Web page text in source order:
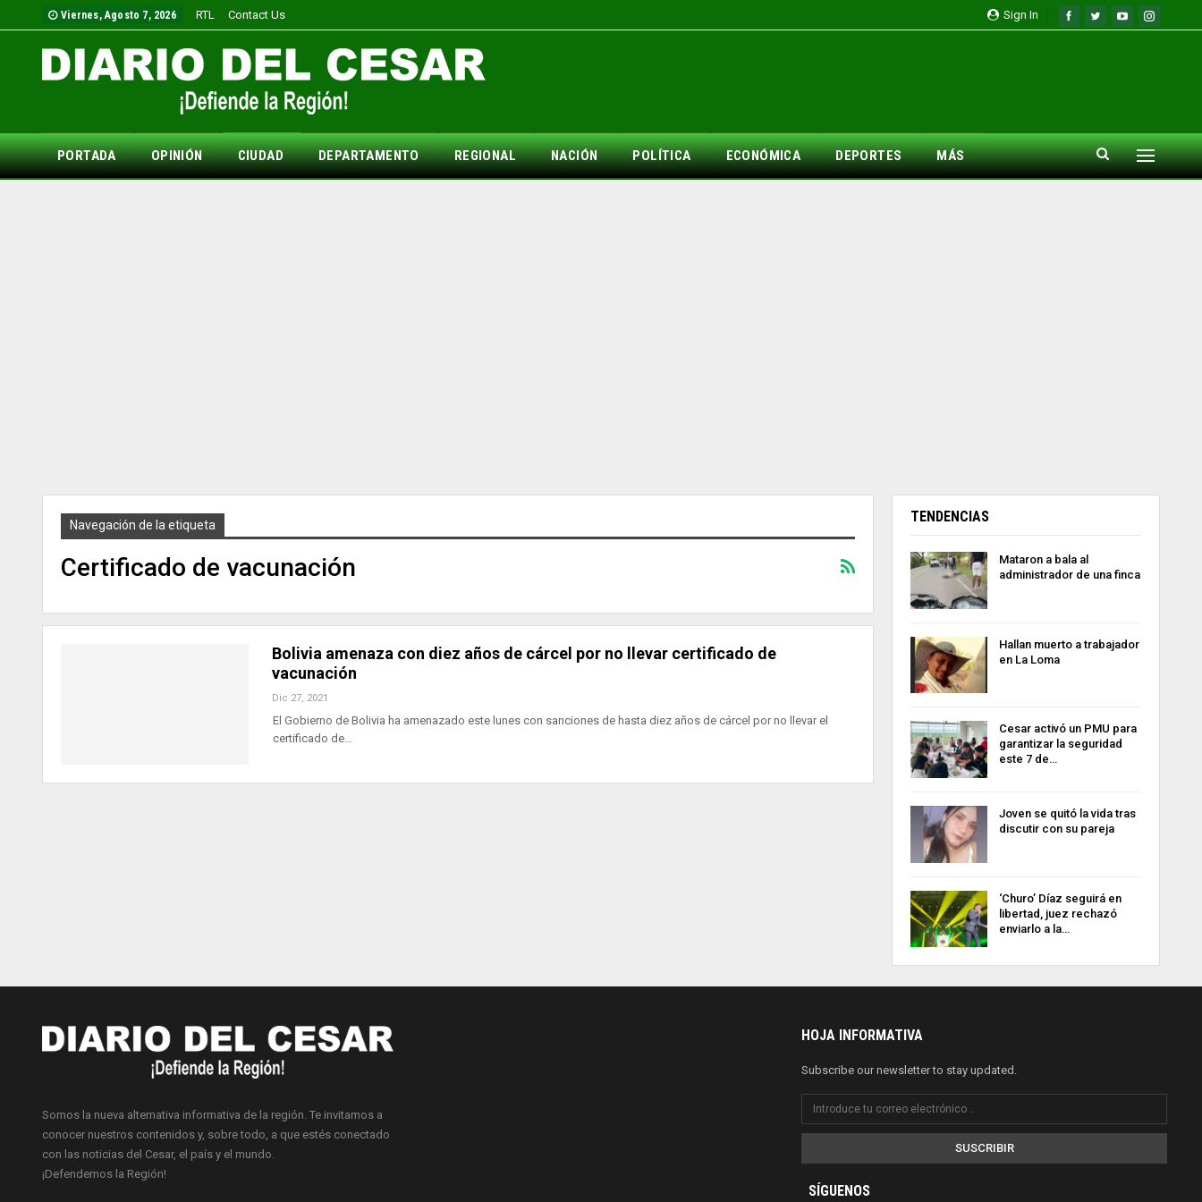
Sign In
Viernes, Agosto 7, 2026 RTL Contact Us
PORTADA OPINIÓN CIUDAD DEPARTAMENTO REGIONAL NACIÓN POLÍTICA ECONÓMICA DEPORTES MÁS
Navegación de la etiqueta
Certificado de vacunación
Bolivia amenaza con diez años de cárcel por no llevar certificado de
vacunación
Dic 27, 2021
El Gobierno de Bolivia ha amenazado este lunes con sanciones de hasta diez años de cárcel por no llevar el
certificado de…
TENDENCIAS
Mataron a bala al
administrador de una finca
Hallan muerto a trabajador
en La Loma
Cesar activó un PMU para
garantizar la seguridad
este 7 de…
Joven se quitó la vida tras
discutir con su pareja
‘Churo’ Díaz seguirá en
libertad, juez rechazó
enviarlo a la…
Somos la nueva alternativa informativa de la región. Te invitamos a
conocer nuestros contenidos y, sobre todo, a que estés conectado
con las noticias del Cesar, el país y el mundo.
¡Defendemos la Región!
HOJA INFORMATIVA
Subscribe our newsletter to stay updated.
SUSCRIBIR
SÍGUENOS